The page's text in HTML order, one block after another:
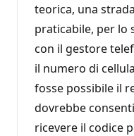
teorica, una
praticabile, per lo
con il gestore
il numero di
fosse possibile il
dovrebbe
ricevere il codice